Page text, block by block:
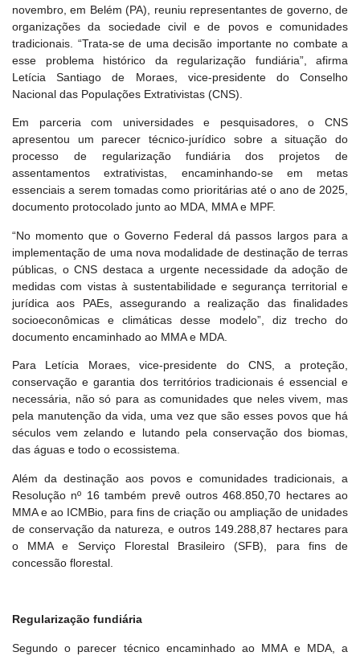
novembro, em Belém (PA), reuniu representantes de governo, de
organizações da sociedade civil e de povos e comunidades
tradicionais. “Trata-se de uma decisão importante no combate a
esse problema histórico da regularização fundiária”, afirma
Letícia Santiago de Moraes, vice-presidente do Conselho
Nacional das Populações Extrativistas (CNS).
Em parceria com universidades e pesquisadores, o CNS
apresentou um parecer técnico-jurídico sobre a situação do
processo de regularização fundiária dos projetos de
assentamentos extrativistas, encaminhando-se em metas
essenciais a serem tomadas como prioritárias até o ano de 2025,
documento protocolado junto ao MDA, MMA e MPF.
“No momento que o Governo Federal dá passos largos para a
implementação de uma nova modalidade de destinação de terras
públicas, o CNS destaca a urgente necessidade da adoção de
medidas com vistas à sustentabilidade e segurança territorial e
jurídica aos PAEs, assegurando a realização das finalidades
socioeconômicas e climáticas desse modelo”, diz trecho do
documento encaminhado ao MMA e MDA.
Para Letícia Moraes, vice-presidente do CNS, a proteção,
conservação e garantia dos territórios tradicionais é essencial e
necessária, não só para as comunidades que neles vivem, mas
pela manutenção da vida, uma vez que são esses povos que há
séculos vem zelando e lutando pela conservação dos biomas,
das águas e todo o ecossistema.
Além da destinação aos povos e comunidades tradicionais, a
Resolução nº 16 também prevê outros 468.850,70 hectares ao
MMA e ao ICMBio, para fins de criação ou ampliação de unidades
de conservação da natureza, e outros 149.288,87 hectares para
o MMA e Serviço Florestal Brasileiro (SFB), para fins de
concessão florestal.
Regularização fundiária
Segundo o parecer técnico encaminhado ao MMA e MDA, a